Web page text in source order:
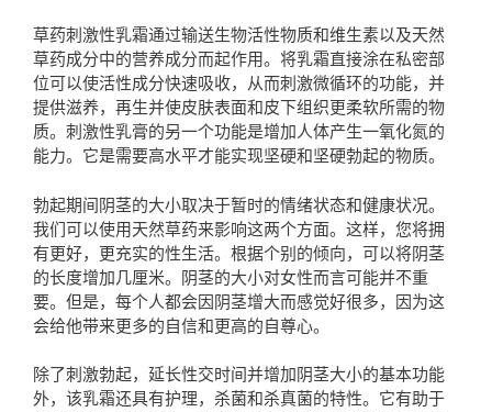
草药刺激性乳霜通过输送生物活性物质和维生素以及天然
草药成分中的营养成分而起作用。将乳霜直接涂在私密部
位可以使活性成分快速吸收，从而刺激微循环的功能，并
提供滋养，再生并使皮肤表面和皮下组织更柔软所需的物
质。刺激性乳膏的另一个功能是增加人体产生一氧化氮的
能力。它是需要高水平才能实现坚硬和坚硬勃起的物质。
勃起期间阴茎的大小取决于暂时的情绪状态和健康状况。
我们可以使用天然草药来影响这两个方面。这样，您将拥
有更好，更充实的性生活。根据个别的倾向，可以将阴茎
的长度增加几厘米。阴茎的大小对女性而言可能并不重
要。但是，每个人都会因阴茎增大而感觉好很多，因为这
会给他带来更多的自信和更高的自尊心。
除了刺激勃起，延长性交时间并增加阴茎大小的基本功能
外，该乳霜还具有护理，杀菌和杀真菌的特性。它有助于